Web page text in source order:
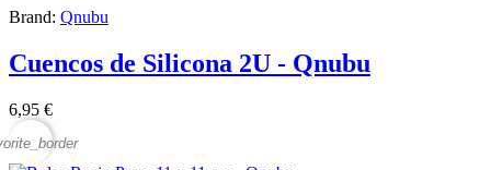
Brand: Qnubu
Cuencos de Silicona 2U - Qnubu
6,95 €